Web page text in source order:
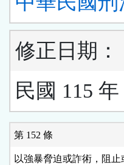
修正日期：
民國 115 年
第 152 條
以強暴脅迫或詐術，阻